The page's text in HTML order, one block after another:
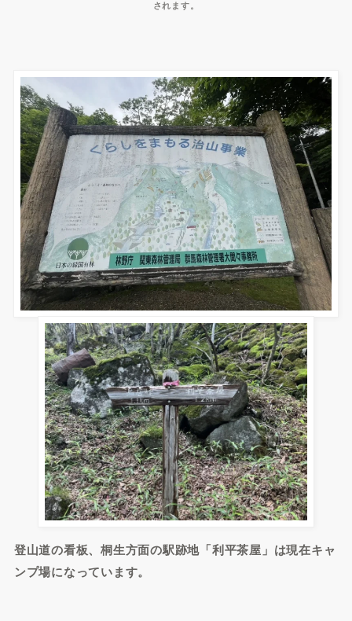
されます。
登山道の看板、桐生方面の駅跡地「利平茶屋」は現在キャ
ンプ場になっています。